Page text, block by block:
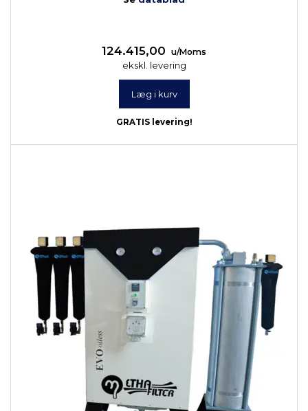
124.415,00 u/Moms
ekskl. levering
Læg i kurv
GRATIS levering!